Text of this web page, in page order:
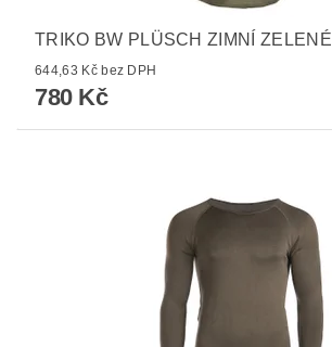
TRIKO BW PLÜSCH ZIMNÍ ZELENÉ
644,63 Kč bez DPH
780 Kč